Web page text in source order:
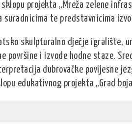
projekta „Mreža zelene
suradnicima te predstavnicima
skulpturalno dječje igralište,
površine i izvode hodne staze.
dubrovačke povijesne
edukativnog projekta „Grad